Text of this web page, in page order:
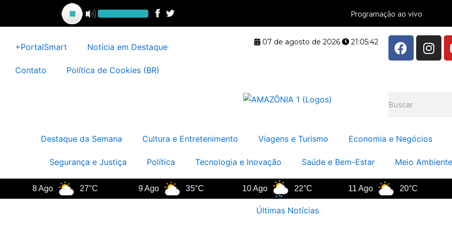
conteúdo
+PortalSmart Notícia em Destaque
Contato Política de Cookies (BR)
07 de agosto de 2026 21:05:42
F
a
o
I
n
m
Destaque da Semana Cultura e Entretenimento Viagens e Turismo Economia e Negócios
Segurança e Justiça Política Tecnologia e Inovação Saúde e Bem-Estar Meio
27°C 35°C 22°C 20°C
Últimas Notícias